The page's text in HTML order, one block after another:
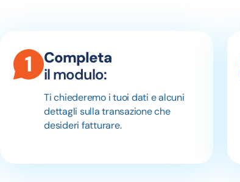
Completa
il modulo:
Ti chiederemo i tuoi dati e alcuni
dettagli sulla transazione che
desideri fatturare.